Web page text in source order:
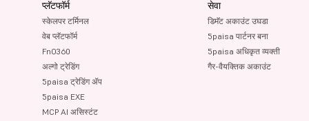
प्लॅटफॉर्म
स्केलपर टर्मिनल
वेब प्लॅटफॉर्म
FnO360
अल्गो ट्रेडिंग
5paisa ट्रेडिंग ॲप
5paisa EXE
MCP AI असिस्टंट
सेवा
डिमॅट अकाउंट उघडा
5paisa पार्टनर बना
5paisa अधिकृत व्यक्ती
गैर-वैयक्तिक अकाउंट